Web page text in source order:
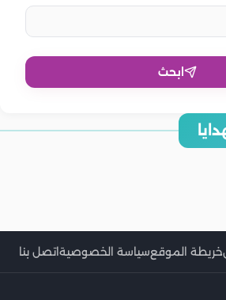
ابحث
دليلك لاختيار الهدية المثالية
خريطة الموقعسياسة الخصوصيةاتصل بنا